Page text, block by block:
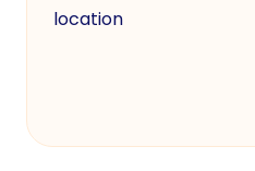
location